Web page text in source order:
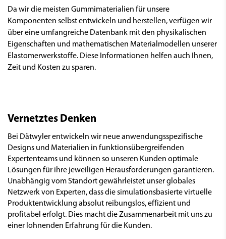
Da wir die meisten Gummimaterialien für unsere
Komponenten selbst entwickeln und herstellen, verfügen wir
über eine umfangreiche Datenbank mit den physikalischen
Eigenschaften und mathematischen Materialmodellen unserer
Elastomerwerkstoffe. Diese Informationen helfen auch Ihnen,
Zeit und Kosten zu sparen.
Vernetztes Denken
Bei Dätwyler entwickeln wir neue anwendungsspezifische
Designs und Materialien in funktionsübergreifenden
Expertenteams und können so unseren Kunden optimale
Lösungen für ihre jeweiligen Herausforderungen garantieren.
Unabhängig vom Standort gewährleistet unser globales
Netzwerk von Experten, dass die simulationsbasierte virtuelle
Produktentwicklung absolut reibungslos, effizient und
profitabel erfolgt. Dies macht die Zusammenarbeit mit uns zu
einer lohnenden Erfahrung für die Kunden.